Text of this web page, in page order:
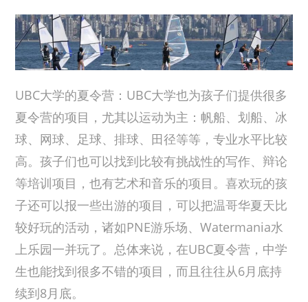
UBC大学的夏令营：UBC大学也为孩子们提供很多
夏令营的项目，尤其以运动为主：帆船、划船、冰
球、网球、足球、排球、田径等等，专业水平比较
高。孩子们也可以找到比较有挑战性的写作、辩论
等培训项目，也有艺术和音乐的项目。喜欢玩的孩
子还可以报一些出游的项目，可以把温哥华夏天比
较好玩的活动，诸如PNE游乐场、Watermania水
上乐园一并玩了。总体来说，在UBC夏令营，中学
生也能找到很多不错的项目，而且往往从6月底持
续到8月底。